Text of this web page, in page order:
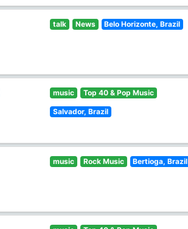
talk News Belo Horizonte, Brazil
music Top 40 & Pop Music
Salvador, Brazil
music Rock Music Bertioga, Brazil